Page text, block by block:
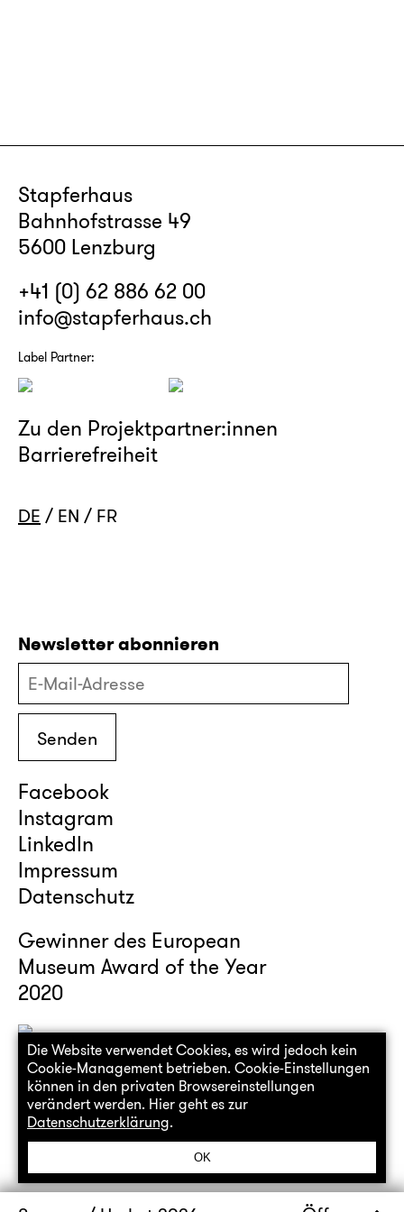
Die Website verwendet Cookies, es wird jedoch kein
Cookie-Management betrieben. Cookie-Einstellungen
können in den privaten Browsereinstellungen
verändert werden. Hier geht es zur
Datenschutzerklärung.
OK
Stapferhaus
Bahnhofstrasse 49
5600 Lenzburg
+41 (0) 62 886 62 00
info@stapferhaus.ch
Label Partner:
Zu den Projektpartner:innen
Barrierefreiheit
DE EN FR
Newsletter abonnieren
Facebook
Instagram
LinkedIn
Impressum
Datenschutz
Gewinner des European
Museum Award of the Year
2020